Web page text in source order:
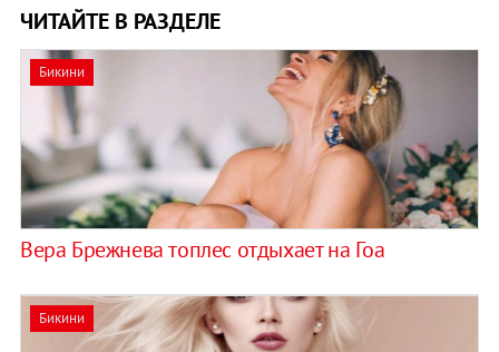
ЧИТАЙТЕ В РАЗДЕЛЕ
Бикини
Вера Брежнева топлес отдыхает на Гоа
Бикини